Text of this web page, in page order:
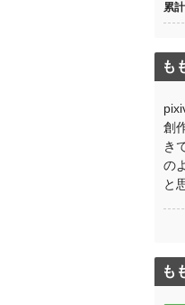
累
も
創
き
の
と
も